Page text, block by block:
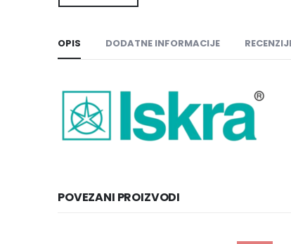
OPIS DODATNE INFORMACIJE
POVEZANI PROIZVODI